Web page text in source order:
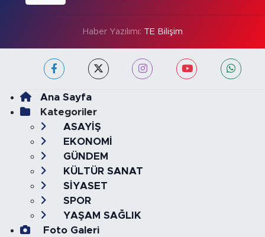
Haber Yazılımı: TE Bilişim
Ana Sayfa
Kategoriler
ASAYİŞ
EKONOMİ
GÜNDEM
KÜLTÜR SANAT
SİYASET
SPOR
YAŞAM SAĞLIK
Foto Galeri